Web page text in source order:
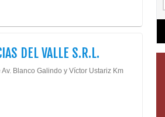
DEL VALLE S.R.L.
Blanco Galindo y Víctor Ustariz Km